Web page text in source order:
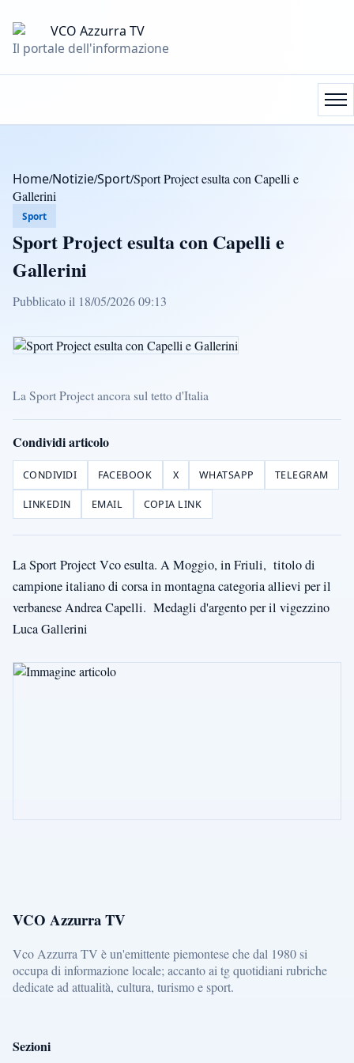
Il portale dell'informazione
Home/Notizie/Sport/Sport Project esulta con Capelli e
Gallerini
Sport
Sport Project esulta con Capelli e
Gallerini
Pubblicato il 18/05/2026 09:13
La Sport Project ancora sul tetto d'Italia
Condividi articolo
CONDIVIDI FACEBOOK X WHATSAPP TELEGRAM
LINKEDIN EMAIL COPIA LINK
La Sport Project Vco esulta. A Moggio, in Friuli, titolo di
campione italiano di corsa in montagna categoria allievi per il
verbanese Andrea Capelli. Medagli d'argento per il vigezzino
Luca Gallerini
VCO Azzurra TV
Vco Azzurra TV è un'emittente piemontese che dal 1980 si
occupa di informazione locale; accanto ai tg quotidiani rubriche
dedicate ad attualità, cultura, turismo e sport.
Sezioni